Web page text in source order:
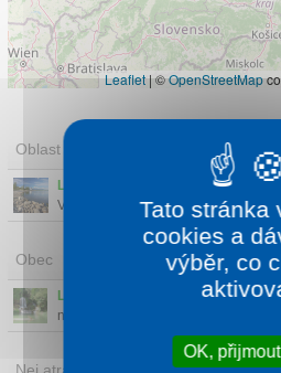
Leaflet|©OpenStreetMap
Oblast
Liptov
- Turistické srdce Slovenska
Velkou a Malou F...
Obec
Lúčky
- Malé podhorské situovány
nabízí odpočinek o...
Tato stránka
cookies a
výběr, co
OK,